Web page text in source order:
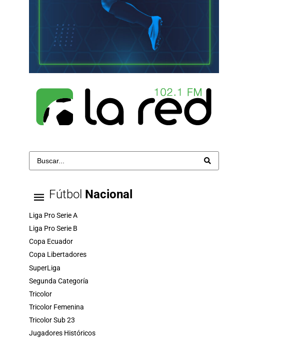
Fútbol Nacional
Liga Pro Serie A
Liga Pro Serie B
Copa Ecuador
Copa Libertadores
SuperLiga
Segunda Categoría
Tricolor
Tricolor Femenina
Tricolor Sub 23
Jugadores Históricos